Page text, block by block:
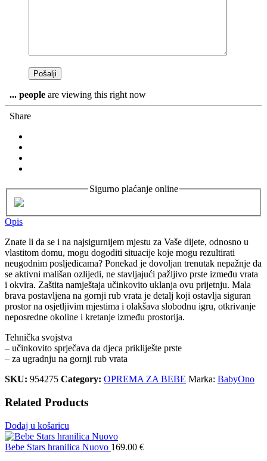
... people are viewing this right now
Share
Sigurno plaćanje online
Opis
Znate li da se i na najsigurnijem mjestu za Vaše dijete, odnosno u
vlastitom domu, mogu dogoditi situacije koje mogu rezultirati
neugodnim posljedicama? Ponekad je dovoljan trenutak nepažnje da
se aktivni mališan ozlijedi, ne stavljajući pažljivo prste između vrata
i okvira. Zaštita namještaja učinkovito uklanja ovu prijetnju. Mala
brava postavljena na gornji rub vrata je detalj koji ostavlja siguran
prostor na osjetljivim mjestima i olakšava slobodnu igru, otkrivanje
neposredne okoline i kretanje između prostorija.
Tehnička svojstva
– učinkovito sprječava da djeca prikliješte prste
– za ugradnju na gornji rub vrata
SKU: 954275 Category: OPREMA ZA BEBE Marka: BabyOno
Related Products
Dodaj u košaricu
Bebe Stars hranilica Nuovo 169.00 €